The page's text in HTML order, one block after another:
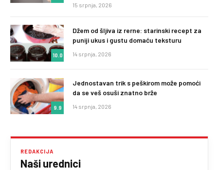
15 srpnja, 2026
10.0
Džem od šljiva iz rerne: starinski recept za
puniji ukus i gustu domaću teksturu
14 srpnja, 2026
9.9
Jednostavan trik s peškirom može pomoći
da se veš osuši znatno brže
14 srpnja, 2026
REDAKCIJA
Naši urednici